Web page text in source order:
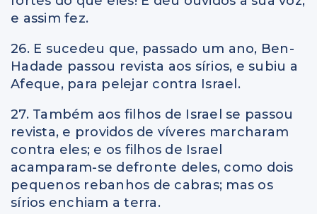
e assim fez.
26. E sucedeu que, passado um ano, Ben-
Hadade passou revista aos sírios, e subiu a
Afeque, para pelejar contra Israel.
27. Também aos filhos de Israel se passou
revista, e providos de víveres marcharam
contra eles; e os filhos de Israel
acamparam-se defronte deles, como dois
pequenos rebanhos de cabras; mas os
sírios enchiam a terra.